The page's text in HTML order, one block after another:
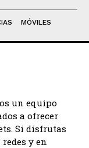
MÓVILES
un equipo
a ofrecer
Si disfrutas
y en